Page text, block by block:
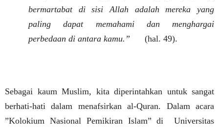
bermartabat di sisi Allah adalah mereka yang
paling dapat memahami dan menghargai
perbedaan di antara kamu.”
(hal. 49).
Sebagai kaum Muslim, kita diperintahkan untuk sangat
berhati-hati dalam menafsirkan al-Quran. Dalam acara
”Kolokium Nasional Pemikiran Islam” di
Universitas